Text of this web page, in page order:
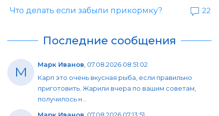
Что делать если забыли прикормку? 22
Последние сообщения
М Марк Иванов 07.08.2026 08:51:02
Карп это очень вкусная рыба, если правильно
приготовить. Жарили вчера по вашим советам,
получилось н...
Марк Иванов 07.08.2026 07:13:51